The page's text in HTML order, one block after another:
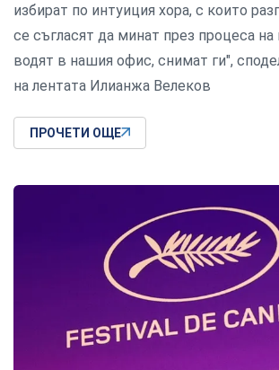
избират по интуиция хора, с които
се съгласят да минат през процеса на
водят в нашия офис, снимат ги",
на лентата Илианжа Велеков
ПРОЧЕТИ ОЩЕ